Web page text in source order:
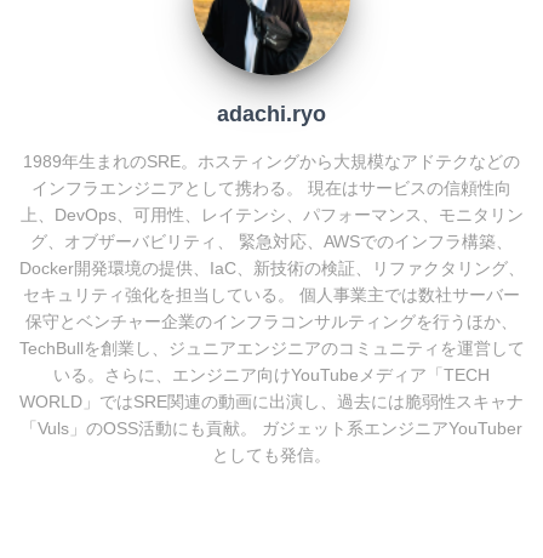
adachi.ryo
1989年生まれのSRE。ホスティングから大規模なアドテクなどの
インフラエンジニアとして携わる。 現在はサービスの信頼性向
上、DevOps、可用性、レイテンシ、パフォーマンス、モニタリン
グ、オブザーバビリティ、 緊急対応、AWSでのインフラ構築、
Docker開発環境の提供、IaC、新技術の検証、リファクタリング、
セキュリティ強化を担当している。 個人事業主では数社サーバー
保守とベンチャー企業のインフラコンサルティングを行うほか、
TechBullを創業し、ジュニアエンジニアのコミュニティを運営して
いる。さらに、エンジニア向けYouTubeメディア「TECH
WORLD」ではSRE関連の動画に出演し、過去には脆弱性スキャナ
「Vuls」のOSS活動にも貢献。 ガジェット系エンジニアYouTuber
としても発信。